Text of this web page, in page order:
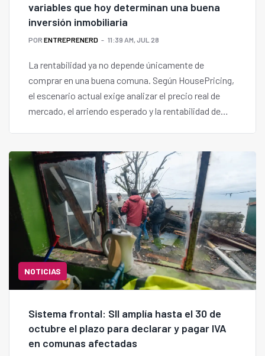
variables que hoy determinan una buena
inversión inmobiliaria
POR ENTREPRENERD 11:39 AM, JUL 28
La rentabilidad ya no depende únicamente de
comprar en una buena comuna. Según HousePricing,
el escenario actual exige analizar el precio real de
mercado, el arriendo esperado y la rentabilidad de
existen, pero se construyen con análisis".
NOTICIAS
Sistema frontal: SII amplía hasta el 30 de
octubre el plazo para declarar y pagar IVA
en comunas afectadas